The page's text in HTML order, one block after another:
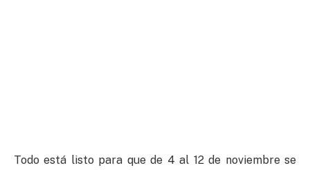
Todo está listo para que de 4 al 12 de noviembre se